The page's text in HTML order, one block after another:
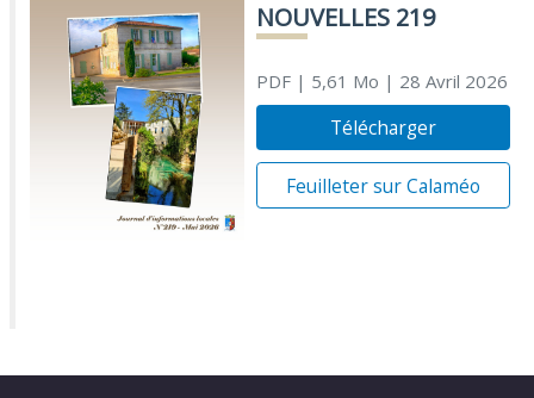
NOUVELLES 219
PDF| 5,61 Mo | 28 Avril 2026
Télécharger
Feuilleter sur Calaméo